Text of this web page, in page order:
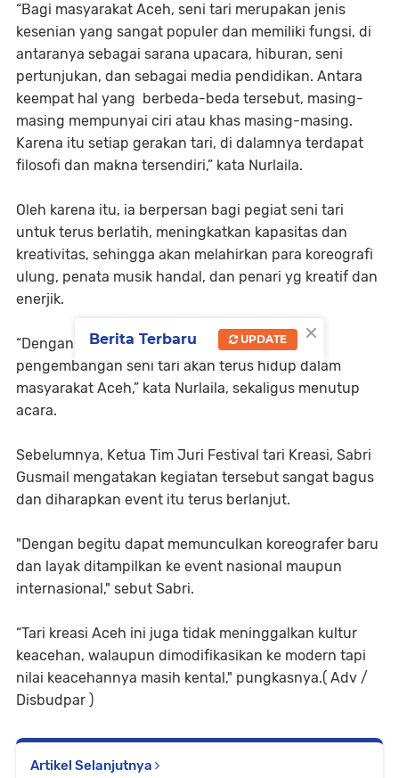
“Bagi masyarakat Aceh, seni tari merupakan jenis
kesenian yang sangat populer dan memiliki fungsi, di
antaranya sebagai sarana upacara, hiburan, seni
pertunjukan, dan sebagai media pendidikan. Antara
keempat hal yang berbeda-beda tersebut, masing-
masing mempunyai ciri atau khas masing-masing.
Karena itu setiap gerakan tari, di dalamnya terdapat
filosofi dan makna tersendiri,” kata Nurlaila.
Oleh karena itu, ia berpersan bagi pegiat seni tari
untuk terus berlatih, meningkatkan kapasitas dan
kreativitas, sehingga akan melahirkan para koreografi
ulung, penata musik handal, dan penari yg kreatif dan
enerjik.
“Dengan demikian kesinambungan dan
pengembangan seni tari akan terus hidup dalam
masyarakat Aceh,” kata Nurlaila, sekaligus menutup
acara.
Sebelumnya, Ketua Tim Juri Festival tari Kreasi, Sabri
Gusmail mengatakan kegiatan tersebut sangat bagus
dan diharapkan event itu terus berlanjut.
"Dengan begitu dapat memunculkan koreografer baru
dan layak ditampilkan ke event nasional maupun
internasional," sebut Sabri.
“Tari kreasi Aceh ini juga tidak meninggalkan kultur
keacehan, walaupun dimodifikasikan ke modern tapi
nilai keacehannya masih kental," pungkasnya.( Adv /
Disbudpar )
Artikel Selanjutnya
×
Berita Terbaru UPDATE